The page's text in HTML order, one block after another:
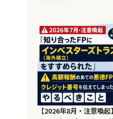
【2026年8月・注意喚